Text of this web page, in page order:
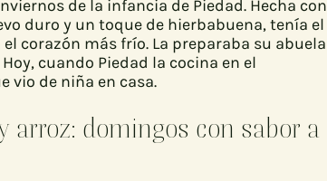
de la infancia de Piedad. Hecha con
duro y un toque de hierbabuena, tenía el
corazón más frío. La preparaba su abuela
cuando Piedad la cocina en el
vio de niña en casa.
arroz: domingos con sabor a